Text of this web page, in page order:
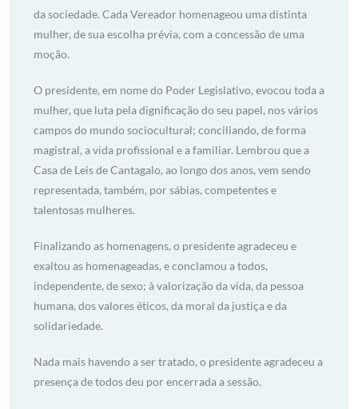
da sociedade. Cada Vereador homenageou uma distinta
mulher, de sua escolha prévia, com a concessão de uma
moção.
O presidente, em nome do Poder Legislativo, evocou toda a
mulher, que luta pela dignificação do seu papel, nos vários
campos do mundo sociocultural; conciliando, de forma
magistral, a vida profissional e a familiar. Lembrou que a
Casa de Leis de Cantagalo, ao longo dos anos, vem sendo
representada, também, por sábias, competentes e
talentosas mulheres.
Finalizando as homenagens, o presidente agradeceu e
exaltou as homenageadas, e conclamou a todos,
independente, de sexo; à valorização da vida, da pessoa
humana, dos valores éticos, da moral da justiça e da
solidariedade.
Nada mais havendo a ser tratado, o presidente agradeceu a
presença de todos deu por encerrada a sessão.